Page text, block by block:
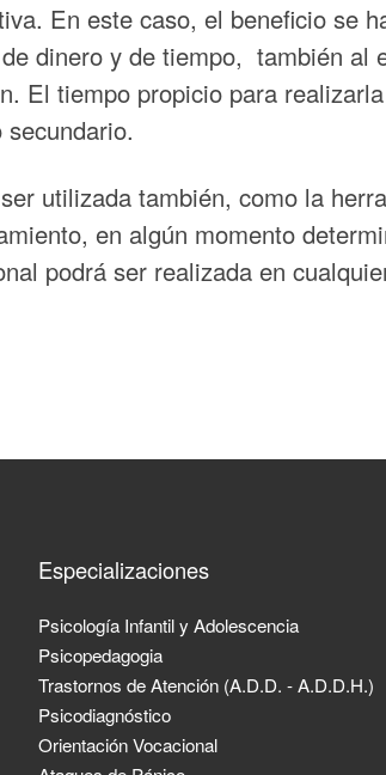
En este caso, el beneficio se
dinero y de tiempo, también al
El tiempo propicio para
secundario.
utilizada también, como la
en algún momento
podrá ser realizada en
Especializaciones
Psicología Infantil y Adolescencia
Psicopedagogia
Trastornos de Atención (A.D.D. - A.D.D.H.)
Psicodiagnóstico
Orientación Vocacional